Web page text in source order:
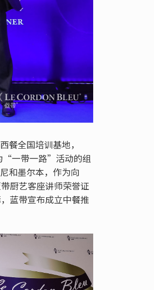
餐全国培训基地，
“一带一路”活动的组
和墨尔本，作为向
厨艺客座讲师荣誉证
蓝带宣布成立中餐推